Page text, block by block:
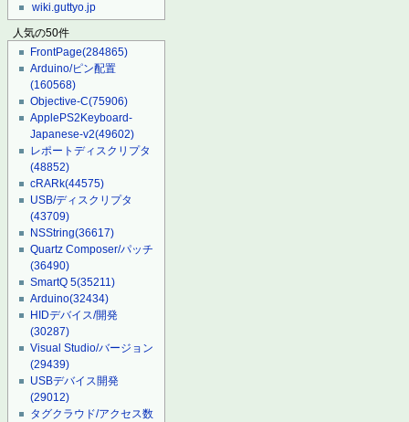
wiki.guttyo.jp
人気の50件
FrontPage(284865)
Arduino/ピン配置
(160568)
Objective-C(75906)
ApplePS2Keyboard-
Japanese-v2(49602)
レポートディスクリプタ
(48852)
cRARk(44575)
USB/ディスクリプタ
(43709)
NSString(36617)
Quartz Composer/パッチ
(36490)
SmartQ 5(35211)
Arduino(32434)
HIDデバイス/開発
(30287)
Visual Studio/バージョン
(29439)
USBデバイス開発
(29012)
タグクラウド/アクセス数